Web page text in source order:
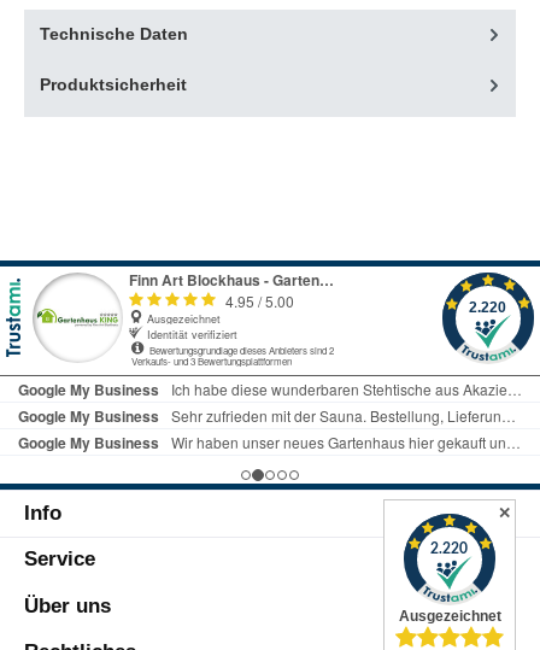
Technische Daten
Produktsicherheit
Info
Service
Über uns
✕